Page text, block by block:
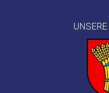
UNSERE